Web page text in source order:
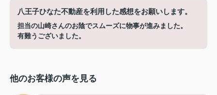
八王子ひなた不動産を利用した感想をお願いします。
担当の山崎さんのお陰でスムーズに物事が進みました。
有難うございました。
他のお客様の声を見る